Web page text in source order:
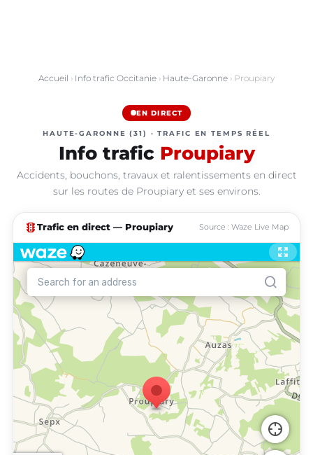
Accueil › Info trafic Occitanie › Haute-Garonne › Proupiary
EN DIRECT
HAUTE-GARONNE (31) · TRAFIC EN TEMPS RÉEL
Info trafic Proupiary
Accidents, bouchons, travaux et ralentissements en direct
sur les routes de Proupiary et ses environs.
traffic Trafic en direct — Proupiary Source : Waze Live Map